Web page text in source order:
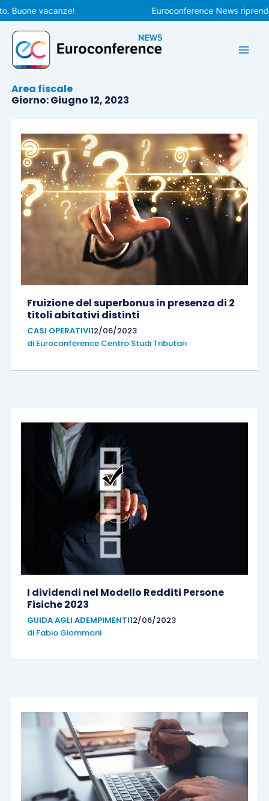
Vai
al
contenuto
vacanze! Euroconference News
Area fiscale
Giorno: Giugno 12, 2023
Fruizione del superbonus in presenza di 2
titoli abitativi distinti
CASI OPERATIVI12/06/2023
di Euroconference Centro Studi Tributari
I dividendi nel Modello Redditi Persone
Fisiche 2023
GUIDA AGLI ADEMPIMENTI12/06/2023
di Fabio Giommoni